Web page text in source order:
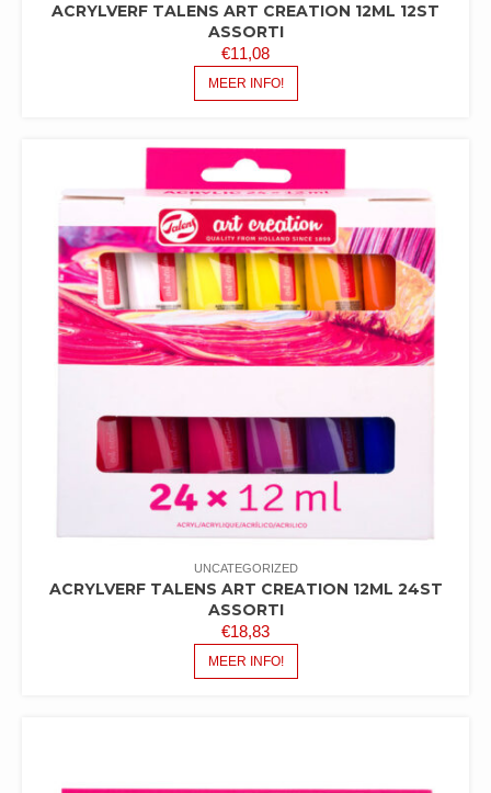
ACRYLVERF TALENS ART CREATION 12ML 12ST
ASSORTI
€11,08
MEER INFO!
UNCATEGORIZED
ACRYLVERF TALENS ART CREATION 12ML 24ST
ASSORTI
€18,83
MEER INFO!